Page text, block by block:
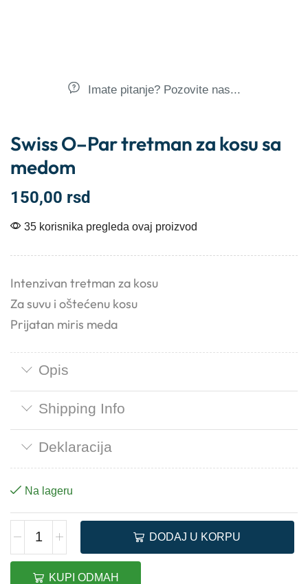
Imate pitanje? Pozovite nas...
Swiss O–Par tretman za kosu sa
medom
150,00 rsd
35 korisnika pregleda ovaj proizvod
Intenzivan tretman za kosu
Za suvu i oštećenu kosu
Prijatan miris meda
Opis
Shipping Info
Deklaracija
Na lageru
DODAJ U KORPU
KUPI ODMAH